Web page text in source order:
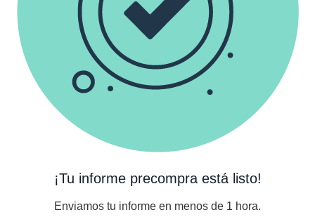
¡Tu informe precompra está listo!
Enviamos tu informe en menos de 1 hora.